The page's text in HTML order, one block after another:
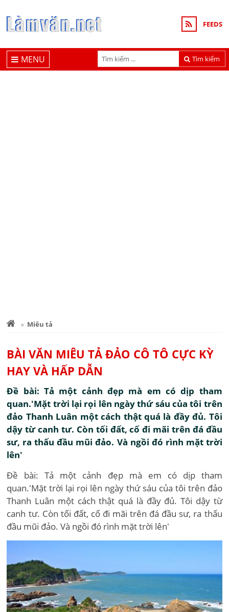
FEEDS
Tìm kiếm
MENU
Miêu tả
BÀI VĂN MIÊU TẢ ĐẢO CÔ TÔ CỰC KỲ
HAY VÀ HẤP DẪN
Đề bài: Tả một cảnh đẹp mà em có dịp tham
quan.'Mặt trời lại rọi lên ngày thứ sáu của tôi trên
đảo Thanh Luân một cách thật quá là đầy đủ. Tôi
dậy từ canh tư. Còn tối đất, cố đi mãi trên đá đầu
sư, ra thấu đầu mũi đảo. Và ngồi đó rình mặt trời
lên'
Đề bài: Tả một cảnh đẹp mà em có dịp tham
quan.'Mặt trời lại rọi lên ngày thứ sáu của tôi trên đảo
Thanh Luân một cách thật quá là đầy đủ. Tôi dậy từ
canh tư. Còn tối đất, cố đi mãi trên đá đầu sư, ra thấu
đầu mũi đảo. Và ngồi đó rình mặt trời lên'